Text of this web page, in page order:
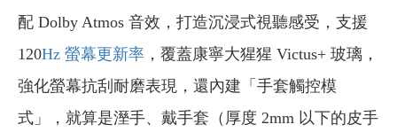
配 Dolby Atmos 音效，打造沉浸式視聽感受，支援
120Hz 螢幕更新率 ，覆蓋康寧大猩猩 Victus+ 玻璃，
強化螢幕抗刮耐磨表現，還內建「手套觸控模
式」，就算是溼手、戴手套（厚度 2mm 以下的皮手